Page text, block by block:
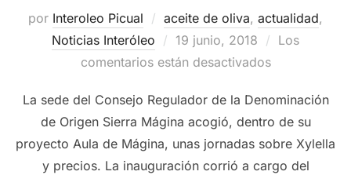
por Interoleo Picual aceite de oliva, actualidad,
Noticias Interóleo
Publicado
el
19 junio, 2018
Los
comentarios están desactivados
La sede del Consejo Regulador de la Denominación
de Origen Sierra Mágina acogió, dentro de su
proyecto Aula de Mágina, unas jornadas sobre Xylella
y precios. La inauguración corrió a cargo del